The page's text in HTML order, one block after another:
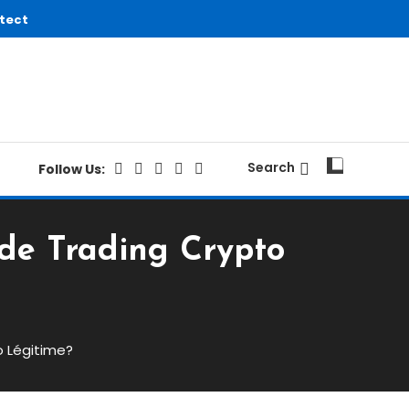
Follow Us: Search
Trading Crypto
Légitime?